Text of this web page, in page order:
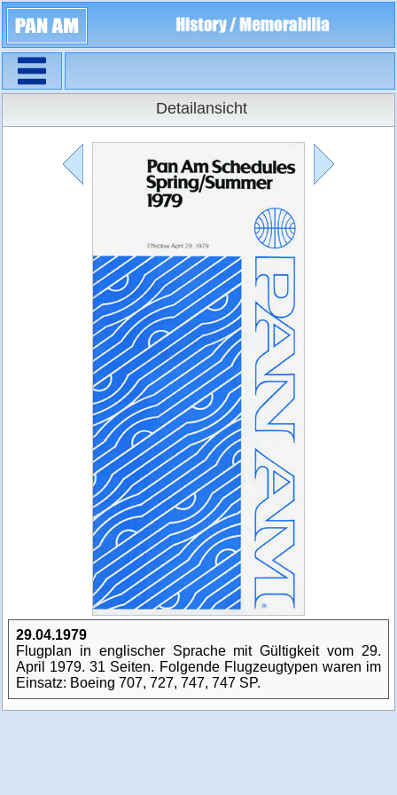
Flugpläne
Detailansicht
29.04.1979
Flugplan in englischer Sprache mit Gültigkeit vom 29.
April 1979. 31 Seiten. Folgende Flugzeugtypen waren im
Einsatz: Boeing 707, 727, 747, 747 SP.